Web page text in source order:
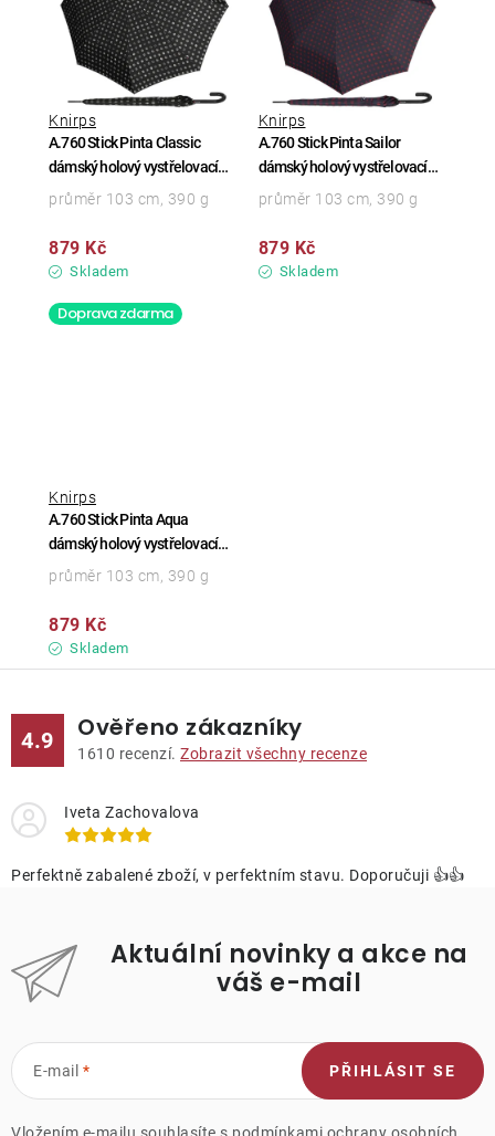
A.760 Stick Pinta Classic
dámský holový vystřelovací
deštník
Knirps
Skladem
879 Kč
průměr 103 cm, 390 g
A.760 Stick Pinta Sailor
dámský holový vystřelovací
deštník
Knirps
Skladem
879 Kč
průměr 103 cm, 390 g
Doprava zdarma
A.760 Stick Pinta Aqua
dámský holový vystřelovací
deštník
Knirps
Skladem
879 Kč
průměr 103 cm, 390 g
4.9 Ověřeno zákazníky
1610 recenzí. Zobrazit všechny recenze
Iveta Zachovalova
Perfektně zabalené zboží, v perfektním stavu. Doporučuji 👍👍
Aktuální novinky a akce na
váš e-mail
E-mail PŘIHLÁSIT SE